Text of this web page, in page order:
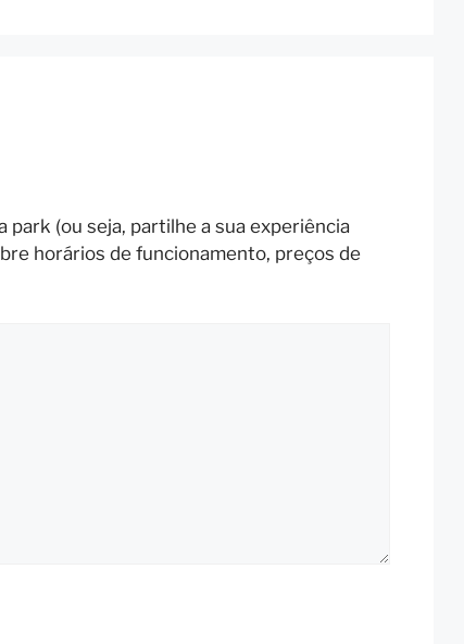
park (ou seja, partilhe a sua experiência
horários de funcionamento, preços de